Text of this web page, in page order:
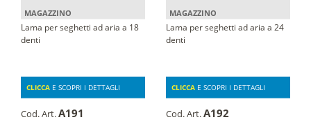
MAGAZZINO
Lama per seghetti ad aria a 18
denti
CLICCA E SCOPRI I DETTAGLI
Cod. Art.A191
MAGAZZINO
Lama per seghetti ad aria a 24
denti
CLICCA E SCOPRI I DETTAGLI
Cod. Art.A192